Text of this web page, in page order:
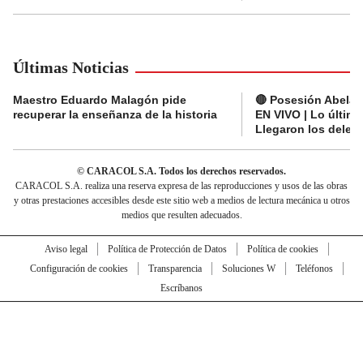
Últimas Noticias
Maestro Eduardo Malagón pide
recuperar la enseñanza de la historia
🔴 Posesión
EN VIVO | Lo
Llegaron los
© CARACOL S.A. Todos los derechos reservados.
CARACOL S.A. realiza una reserva expresa de las reproducciones y usos de las obras
y otras prestaciones accesibles desde este sitio web a medios de lectura mecánica u otros
medios que resulten adecuados.
Aviso legal Política de Protección de Datos
Política de cookies
Configuración de cookies
Transparencia Soluciones W
Teléfonos
Escríbanos